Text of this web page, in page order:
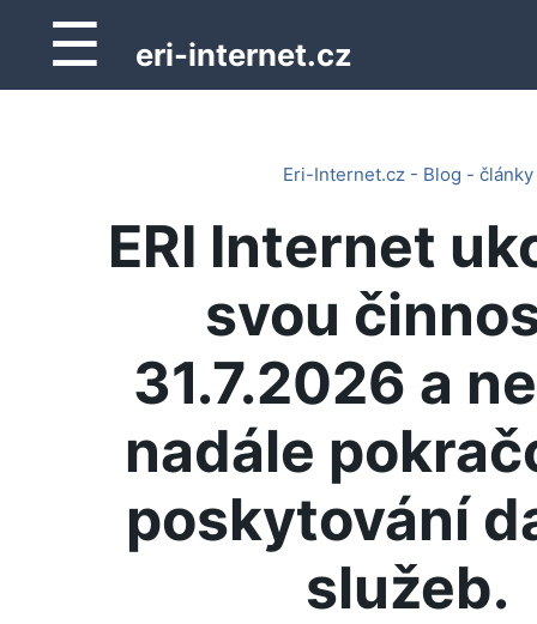
☰ eri-internet.cz
Eri-Internet.cz - Blog - články
ERI Internet
svou
31.7.2026 a
nadále
poskytování
služeb.